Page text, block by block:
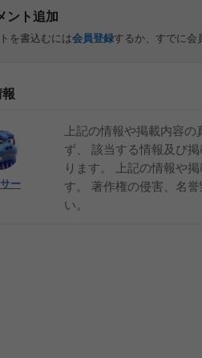
ント追加
を書込むには会員登録するか、すでに会
ー
上記の情報や掲載内容
ず、 該当する情報及び
ります。 上記の情報や
す。 著作権の侵害、名
い。